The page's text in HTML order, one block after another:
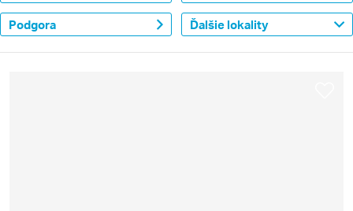
Podgora Ďalšie lokality